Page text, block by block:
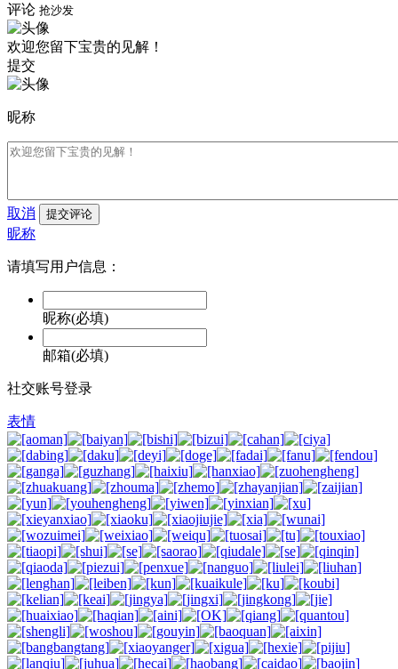
评论 抢沙发
欢迎您留下宝贵的见解！
提交
昵称
取消 提交评论
昵称
请填写用户信息：
昵称(必填)
邮箱(必填)
社交账号登录
表情